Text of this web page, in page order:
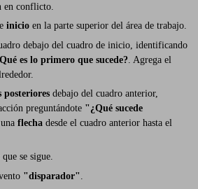
en conflicto.
inicio en la parte superior del área de trabajo.
debajo del cuadro de inicio, identificando
es lo primero que sucede? . Agrega el
posteriores debajo del cuadro anterior,
preguntándote "¿Qué sucede
flecha desde el cuadro anterior hasta el
se sigue.
"disparador"